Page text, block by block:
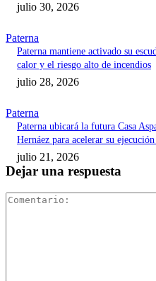
julio 30, 2026
Paterna
Paterna mantiene activado su
calor y el riesgo alto de incendios
julio 28, 2026
Paterna
Paterna ubicará la futura Casa
Hernáez para acelerar su
julio 21, 2026
Dejar una respuesta